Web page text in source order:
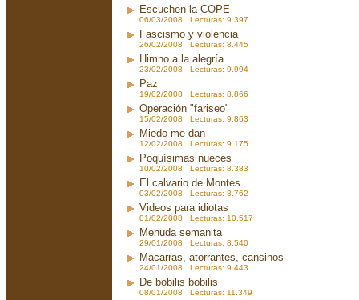
Escuchen la COPE
06/03/2008 Lecturas: 9.397
Fascismo y violencia
26/02/2008 Lecturas: 8.445
Himno a la alegría
23/02/2008 Lecturas: 9.994
Paz
19/02/2008 Lecturas: 8.866
Operación "fariseo"
15/02/2008 Lecturas: 9.863
Miedo me dan
12/02/2008 Lecturas: 9.175
Poquísimas nueces
10/02/2008 Lecturas: 8.383
El calvario de Montes
03/02/2008 Lecturas: 8.762
Videos para idiotas
01/02/2008 Lecturas: 10.517
Menuda semanita
29/01/2008 Lecturas: 8.540
Macarras, atorrantes, cansinos
24/01/2008 Lecturas: 9.443
De bobilis bobilis
08/01/2008 Lecturas: 11.349